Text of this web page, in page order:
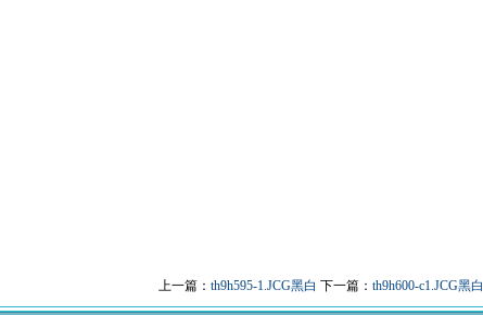
上一篇： th9h595-1.JCG黑白 下一篇： th9h600-c1.JCG黑白